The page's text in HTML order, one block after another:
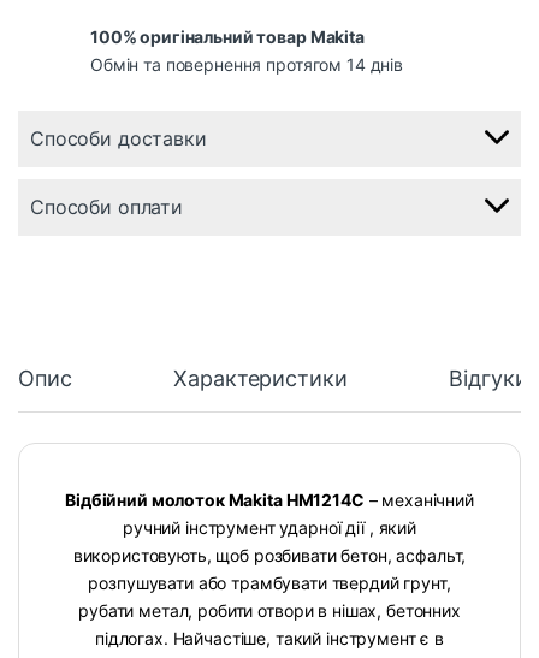
100% оригінальний товар Makita
Обмін та повернення протягом 14 днів
Способи доставки
Способи оплати
Опис Характеристики Відгуки
Відбійний молоток Makita HM1214C – механічний
ручний інструмент ударної дії , який
використовують, щоб розбивати бетон, асфальт,
розпушувати або трамбувати твердий грунт,
рубати метал, робити отвори в нішах, бетонних
підлогах. Найчастіше, такий інструмент є в